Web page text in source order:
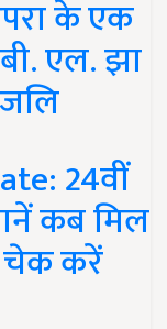
के एक
एल. झा
24वीं
कब मिल
चेक करें